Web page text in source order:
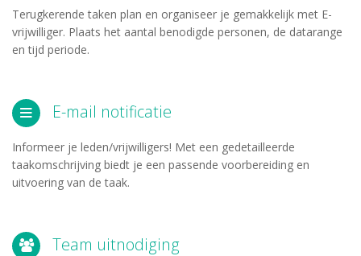
Terugkerende taken plan en organiseer je gemakkelijk met E-
vrijwilliger. Plaats het aantal benodigde personen, de datarange
en tijd periode.
E-mail notificatie
Informeer je leden/vrijwilligers! Met een gedetailleerde
taakomschrijving biedt je een passende voorbereiding en
uitvoering van de taak.
Team uitnodiging